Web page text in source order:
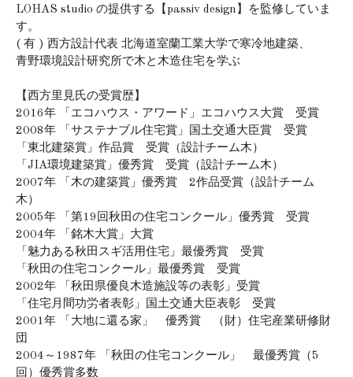
LOHAS studio の提供する【passiv design】を監修していま
す。
( 有 ) 西方設計代表 北海道室蘭工業大学で寒冷地建築、
青野環境設計研究所で木と木造住宅を学ぶ
【西方里見氏の受賞歴】
2016年 「エコハウス・アワード」エコハウス大賞 受賞
2008年 「サステナブル住宅賞」国土交通大臣賞 受賞
「東北建築賞」作品賞 受賞（設計チーム木）
「JIA環境建築賞」優秀賞 受賞（設計チーム木）
2007年 「木の建築賞」優秀賞 2作品受賞（設計チーム
木）
2005年 「第19回秋田の住宅コンクール」優秀賞 受賞
2004年 「銘木大賞」大賞
「魅力ある秋田スギ活用住宅」最優秀賞 受賞
「秋田の住宅コンクール」最優秀賞 受賞
2002年 「秋田県優良木造施設等の表彰」受賞
「住宅月間功労者表彰」国土交通大臣表彰 受賞
2001年 「大地に還る家」 優秀賞 （財）住宅産業研修財
団
2004～1987年 「秋田の住宅コンクール」 最優秀賞（5
回）優秀賞多数